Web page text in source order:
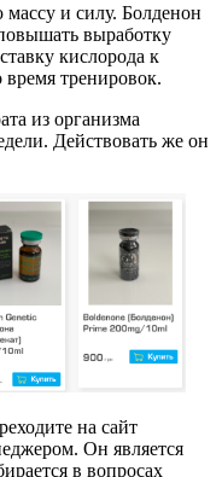
и силу. Болденон
выработку
кислорода к
тренировок.
из организма
Действовать же он
на сайт
Он является
в вопросах